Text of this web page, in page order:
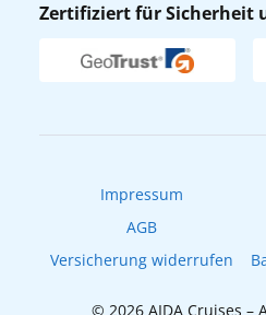
Verhaltens- & Ethikkodex
Newsletter
Zertifiziert für Sicherheit
Impressum
AGB
Versicherung widerrufen
© 2026 AIDA Cruises –